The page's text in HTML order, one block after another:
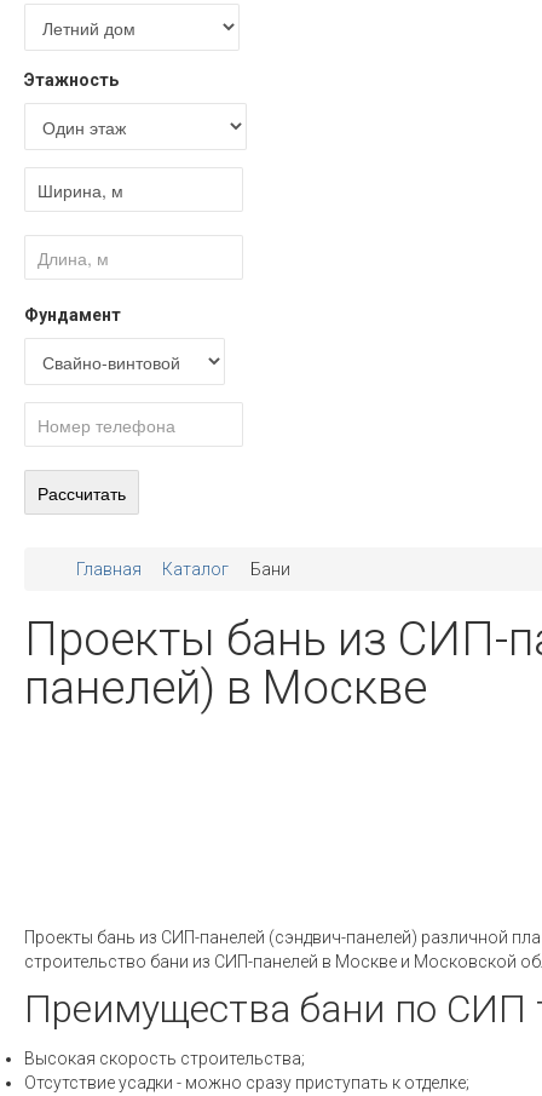
Этажность
Фундамент
Главная Каталог Бани
Проекты бань из СИП-
панелей) в Москве
Проекты бань из СИП-панелей (сэндвич-панелей) различной
строительство бани из СИП-панелей в Москве и Московской
Преимущества бани по СИП
Высокая скорость строительства;
Отсутствие усадки - можно сразу приступать к отделке;